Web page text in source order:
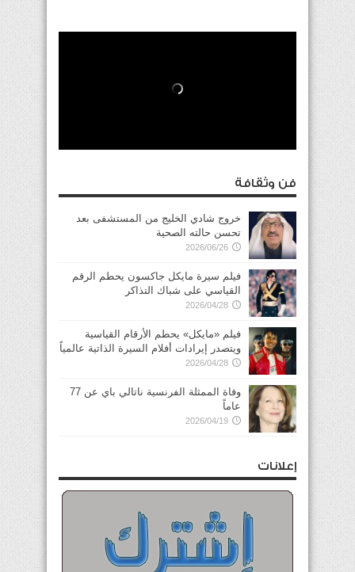
فن وثقافة
خروج شادي الخليج من المستشفى بعد
تحسن حالته الصحية
2026/06/26
فيلم سيرة مايكل جاكسون يحطم الرقم
القياسي على شباك التذاكر
2026/04/28
فيلم «مايكل» يحطم الأرقام القياسية
ويتصدر إيرادات أفلام السيرة الذاتية عالمياً
2026/04/28
وفاة الممثلة الفرنسية ناتالي باي عن 77
عاماً
2026/04/19
إعلانات